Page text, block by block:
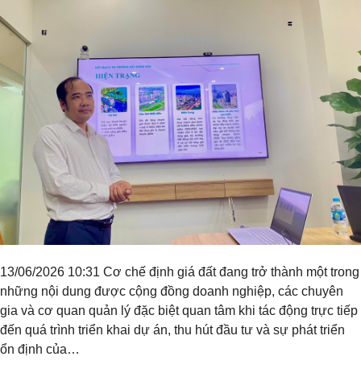
13/06/2026 10:31 Cơ chế định giá đất đang trở thành một trong
những nội dung được cộng đồng doanh nghiệp, các chuyên
gia và cơ quan quản lý đặc biệt quan tâm khi tác động trực tiếp
đến quá trình triển khai dự án, thu hút đầu tư và sự phát triển
ổn định của…